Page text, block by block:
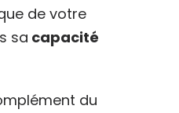
de votre
sa capacité
du